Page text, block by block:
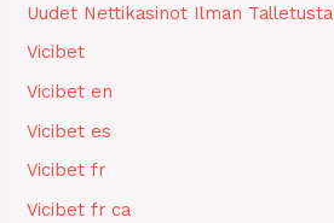
Uudet Nettikasinot Ilman Talletusta
Vicibet
Vicibet en
Vicibet es
Vicibet fr
Vicibet fr ca